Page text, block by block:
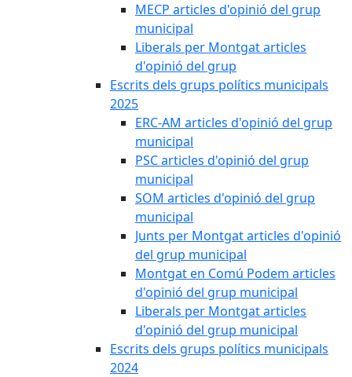
MECP articles d'opinió del grup
municipal
Liberals per Montgat articles
d'opinió del grup
Escrits dels grups polítics municipals
2025
ERC-AM articles d'opinió del grup
municipal
PSC articles d'opinió del grup
municipal
SOM articles d'opinió del grup
municipal
Junts per Montgat articles d'opinió
del grup municipal
Montgat en Comú Podem articles
d'opinió del grup municipal
Liberals per Montgat articles
d'opinió del grup municipal
Escrits dels grups polítics municipals
2024